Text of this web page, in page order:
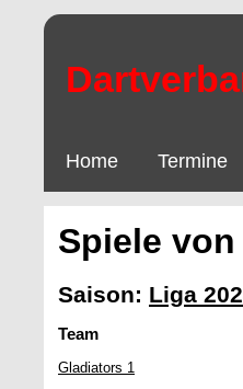
Home Termine
Spiele
Saison: Liga
Team
Gladiators 1